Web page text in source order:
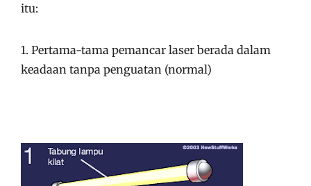
itu:
1. Pertama-tama pemancar laser berada dalam
keadaan tanpa penguatan (normal)